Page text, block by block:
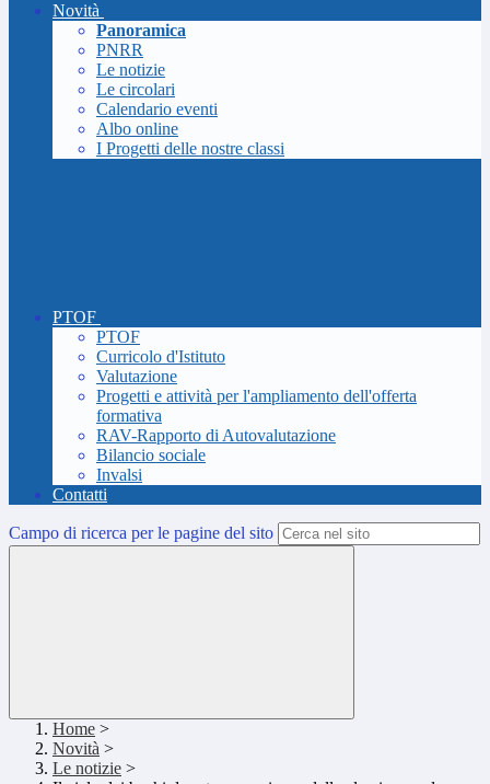
Novità
Panoramica
PNRR
Le notizie
Le circolari
Calendario eventi
Albo online
I Progetti delle nostre classi
PTOF
PTOF
Curricolo d'Istituto
Valutazione
Progetti e attività per l'ampliamento dell'offerta
formativa
RAV-Rapporto di Autovalutazione
Bilancio sociale
Invalsi
Contatti
Campo di ricerca per le pagine del sito
Home >
Novità >
Le notizie >